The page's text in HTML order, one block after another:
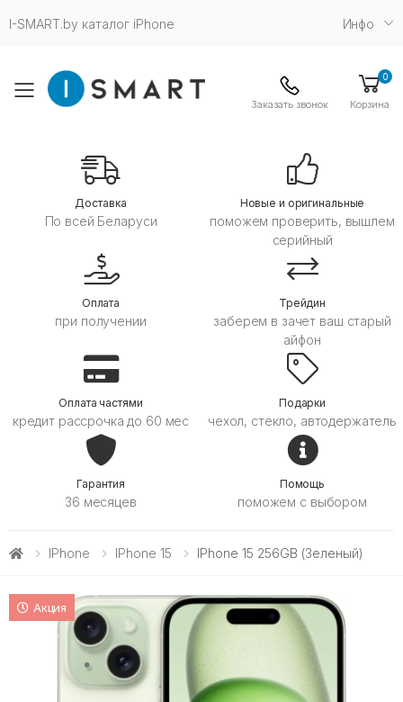
I-SMART.by каталог iPhone Инфо
Toggle mobile menuЗаказать звонок
0
Корзина
Дoставка
По всей Беларуси
Новые и оригинальные
поможем проверить, вышлем
серийный
Оплата
при получении
Трейдин
заберем в зачет ваш старый
айфон
Оплата частями
кредит рассрочка до 60 мес
Подарки
чехол, стекло, автодержатель
Гарантия
36 месяцев
Помощь
поможем с выбором
IPhone IPhone 15 IPhone 15 256GB (зеленый)
Акция